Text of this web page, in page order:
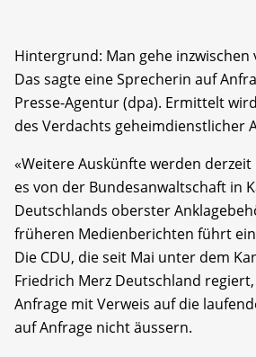
Hintergrund: Man gehe inzwischen
Das sagte eine Sprecherin auf
Presse-Agentur (dpa). Ermittelt
des Verdachts geheimdienstlicher
«Weitere Auskünfte werden
es von der Bundesanwaltschaft in
Deutschlands oberster
früheren Medienberichten führt
Die CDU, die seit Mai unter dem
Friedrich Merz Deutschland
Anfrage mit Verweis auf die
auf Anfrage nicht äussern.